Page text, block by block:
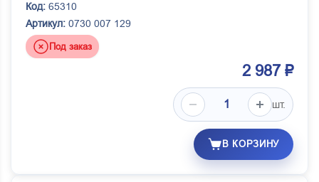
Код: 65310
Артикул: 0730 007 129
Под заказ
2 987 ₽
шт.
В КОРЗИНУ